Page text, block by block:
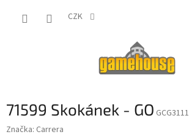
CZK
71599 Skokánek - GO GCG3111
Značka: Carrera